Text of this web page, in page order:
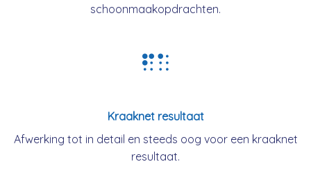
schoonmaakopdrachten.
Kraaknet resultaat
Afwerking tot in detail en steeds oog voor een kraaknet
resultaat.